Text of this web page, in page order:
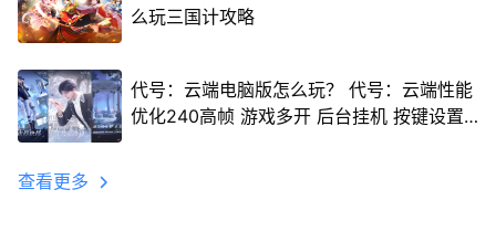
么玩三国计攻略
代号：云端电脑版怎么玩？ 代号：云端性能
优化240高帧 游戏多开 后台挂机 按键设置
查看更多